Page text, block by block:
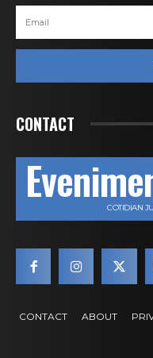
CONTACT
COTIDIAN
CONTACT ABOUT